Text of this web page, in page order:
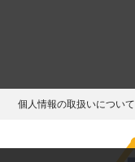
個人情報の取扱いについて